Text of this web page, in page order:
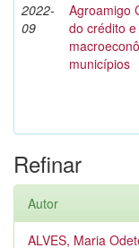
2022-
09
Agroamigo
do crédito
municípios
Refinar
Autor
ALVES, Maria